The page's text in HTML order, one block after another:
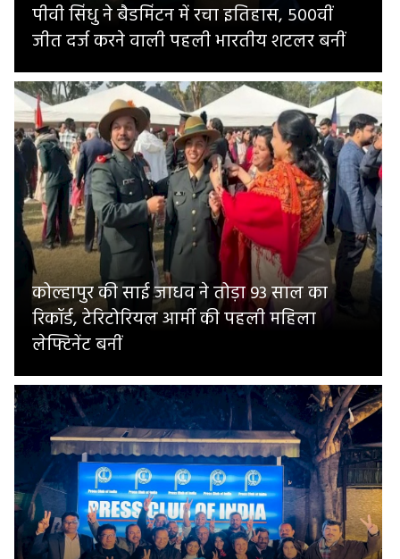
पीवी सिंधु ने बैडमिंटन में रचा इतिहास, 500वीं
जीत दर्ज करने वाली पहली भारतीय शटलर बनीं
कोल्हापुर की साई जाधव ने तोड़ा 93 साल का
रिकॉर्ड, टेरिटोरियल आर्मी की पहली महिला
लेफ्टिनेंट बनीं